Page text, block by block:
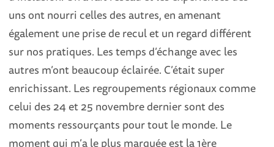
uns ont nourri celles des autres, en amenant
également une prise de recul et un regard différent
sur nos pratiques. Les temps d’échange avec les
autres m’ont beaucoup éclairée. C’était super
enrichissant. Les regroupements régionaux comme
celui des 24 et 25 novembre dernier sont des
moments ressourçants pour tout le monde. Le
moment qui m’a le plus marquée est la 1ère